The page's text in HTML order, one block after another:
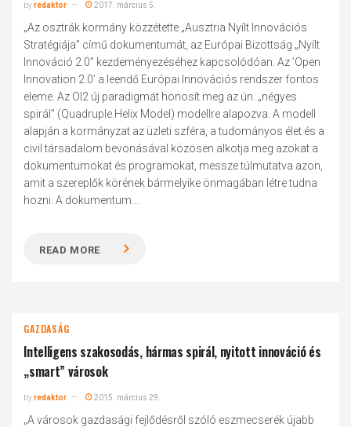
byredaktor 2017. március 5.
„Az osztrák kormány közzétette „Ausztria Nyílt Innovációs
Stratégiája” című dokumentumát, az Európai Bizottság „Nyílt
Innováció 2.0” kezdeményezéséhez kapcsolódóan. Az ’Open
Innovation 2.0’ a leendő Európai Innovációs rendszer fontos
eleme. Az OI2 új paradigmát honosít meg az ún. „négyes
spirál” (Quadruple Helix Model) modellre alapozva. A modell
alapján a kormányzat az üzleti szféra, a tudományos élet és a
civil társadalom bevonásával közösen alkotja meg azokat a
dokumentumokat és programokat, messze túlmutatva azon,
amit a szereplők körének bármelyike önmagában létre tudna
hozni. A dokumentum...
READ MORE
GAZDASÁG
Intelligens szakosodás, hármas spirál, nyitott innováció és
„smart” városok
byredaktor 2015. március 29.
„A városok gazdasági fejlődésről szóló eszmecserék újabb